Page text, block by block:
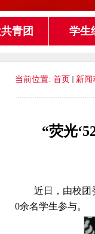
青团 学生
当前位置: 首页 新闻
“荧光
近日，由校团
0余名学生参与。